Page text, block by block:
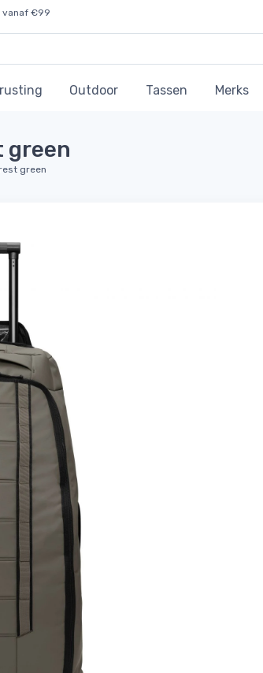
vanaf €99
Outdoor Tassen Merks
green
green